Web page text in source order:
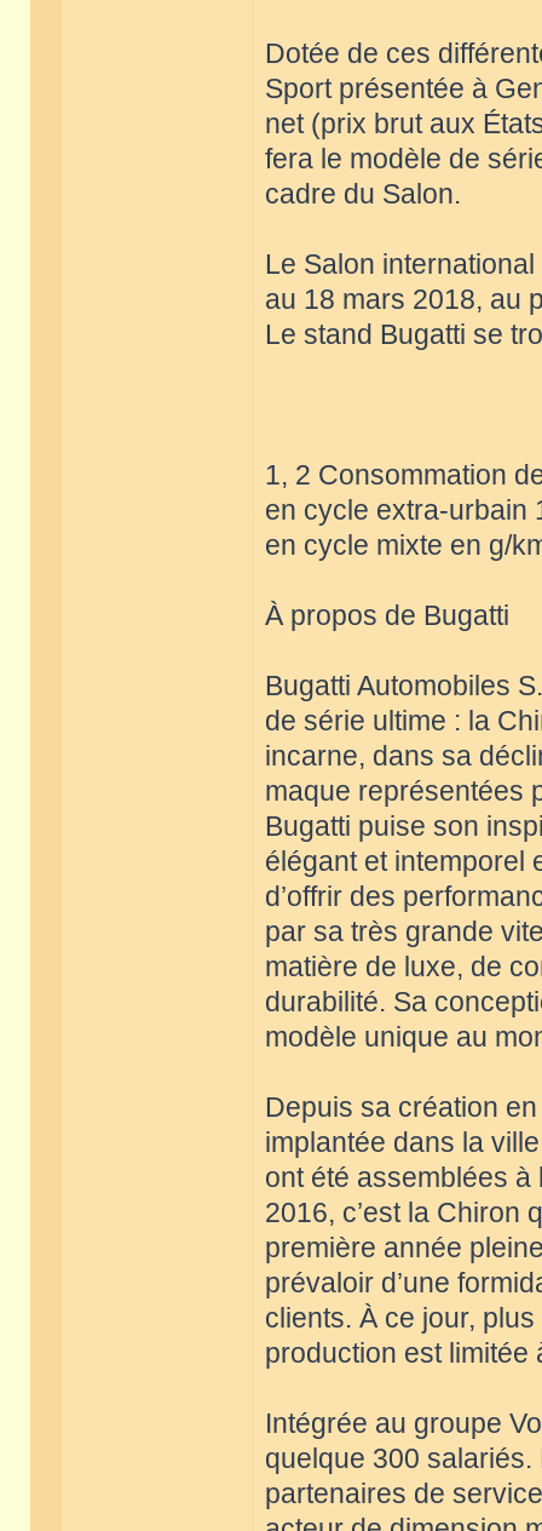
Dotée de ces
Sport présentée à
net (prix brut aux
fera le modèle de
cadre du Salon.
Le Salon
au 18 mars 2018, au
Le stand Bugatti se
1, 2 Consommation
en cycle extra-urbain
en cycle mixte en g/
À propos de Bugatti
Bugatti Automobiles
de série ultime : la
incarne, dans sa
maque représentées
Bugatti puise son
élégant et intemporel
d’offrir des
par sa très grande
matière de luxe, de
durabilité. Sa
modèle unique au
Depuis sa création
implantée dans la
ont été assemblées à
2016, c’est la Chiron
première année
prévaloir d’une
clients. À ce jour,
production est limitée
Intégrée au groupe
quelque 300 salariés.
partenaires de